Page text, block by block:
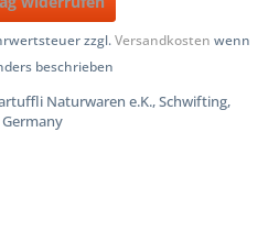
zzgl.Versandkosten wenn
beschrieben
Naturwaren e.K., Schwifting,
Germany